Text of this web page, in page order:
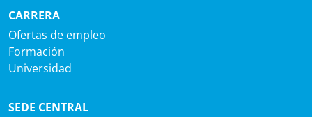
CARRERA
Ofertas de empleo
Formación
Universidad
SEDE CENTRAL